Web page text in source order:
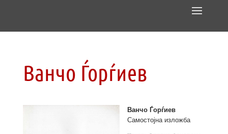
Ванчо Ѓорѓиев
Ванчо Ѓорѓиев
Самостојна изложба